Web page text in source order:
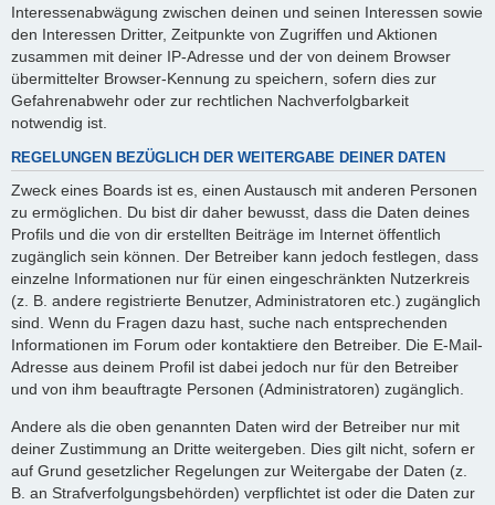
Interessenabwägung zwischen deinen und seinen Interessen sowie
den Interessen Dritter, Zeitpunkte von Zugriffen und Aktionen
zusammen mit deiner IP-Adresse und der von deinem Browser
übermittelter Browser-Kennung zu speichern, sofern dies zur
Gefahrenabwehr oder zur rechtlichen Nachverfolgbarkeit
notwendig ist.
REGELUNGEN BEZÜGLICH DER WEITERGABE DEINER DATEN
Zweck eines Boards ist es, einen Austausch mit anderen Personen
zu ermöglichen. Du bist dir daher bewusst, dass die Daten deines
Profils und die von dir erstellten Beiträge im Internet öffentlich
zugänglich sein können. Der Betreiber kann jedoch festlegen, dass
einzelne Informationen nur für einen eingeschränkten Nutzerkreis
(z. B. andere registrierte Benutzer, Administratoren etc.) zugänglich
sind. Wenn du Fragen dazu hast, suche nach entsprechenden
Informationen im Forum oder kontaktiere den Betreiber. Die E-Mail-
Adresse aus deinem Profil ist dabei jedoch nur für den Betreiber
und von ihm beauftragte Personen (Administratoren) zugänglich.
Andere als die oben genannten Daten wird der Betreiber nur mit
deiner Zustimmung an Dritte weitergeben. Dies gilt nicht, sofern er
auf Grund gesetzlicher Regelungen zur Weitergabe der Daten (z.
B. an Strafverfolgungsbehörden) verpflichtet ist oder die Daten zur